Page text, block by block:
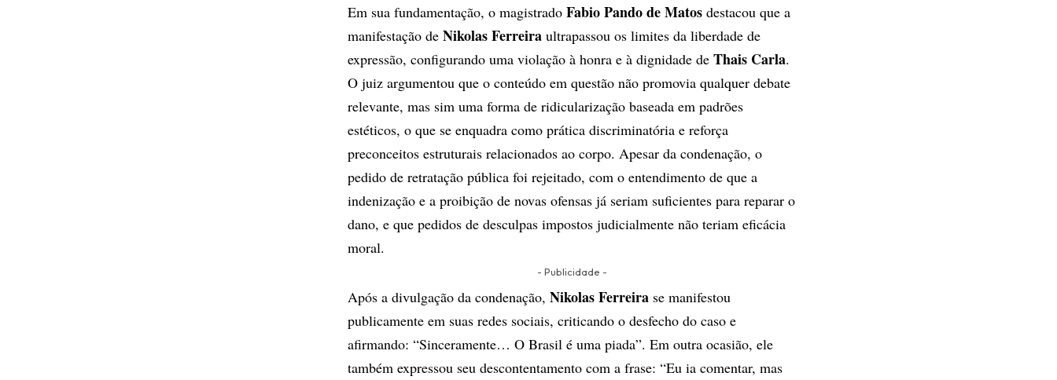
Em sua fundamentação, o magistrado Fabio Pando de Matos destacou que a
manifestação de Nikolas Ferreira ultrapassou os limites da liberdade de
expressão, configurando uma violação à honra e à dignidade de Thais Carla.
O juiz argumentou que o conteúdo em questão não promovia qualquer debate
relevante, mas sim uma forma de ridicularização baseada em padrões
estéticos, o que se enquadra como prática discriminatória e reforça
preconceitos estruturais relacionados ao corpo. Apesar da condenação, o
pedido de retratação pública foi rejeitado, com o entendimento de que a
indenização e a proibição de novas ofensas já seriam suficientes para reparar o
dano, e que pedidos de desculpas impostos judicialmente não teriam eficácia
moral.
- Publicidade -
Após a divulgação da condenação, Nikolas Ferreira se manifestou
publicamente em suas redes sociais, criticando o desfecho do caso e
afirmando: “Sinceramente… O Brasil é uma piada”. Em outra ocasião, ele
também expressou seu descontentamento com a frase: “Eu ia comentar, mas